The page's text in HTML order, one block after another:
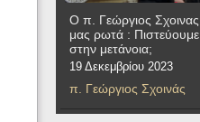
Ο π. Γεώργιος Σχοινας
μας ρωτά : Πιστεύουμε
στην μετάνοια;
19 Δεκεμβρίου 2023
π. Γεώργιος Σχοινάς